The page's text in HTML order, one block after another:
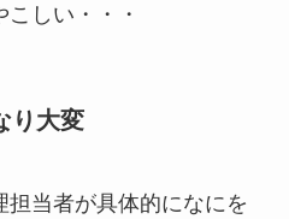
しい・・・
り大変
当者が具体的になにを